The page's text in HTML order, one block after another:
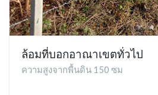
ล้อมที่บอกอาณาเขตทั่วไป
ความสูงจากพื้นดิน 150 ซม